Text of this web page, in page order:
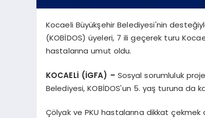
Kocaeli Büyükşehir Belediyesi'nin
(KOBİDOS) üyeleri, 7 ili geçerek turu
hastalarına umut oldu.
KOCAELİ (İGFA) – Sosyal sorumluluk
Belediyesi, KOBİDOS'un 5. yaş turuna da
Çölyak ve PKU hastalarına dikkat